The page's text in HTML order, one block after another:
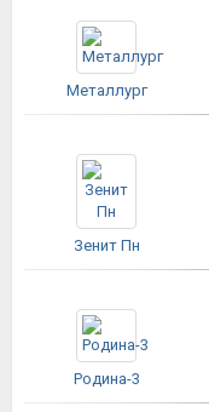
Металлург
Зенит Пн
Родина-3